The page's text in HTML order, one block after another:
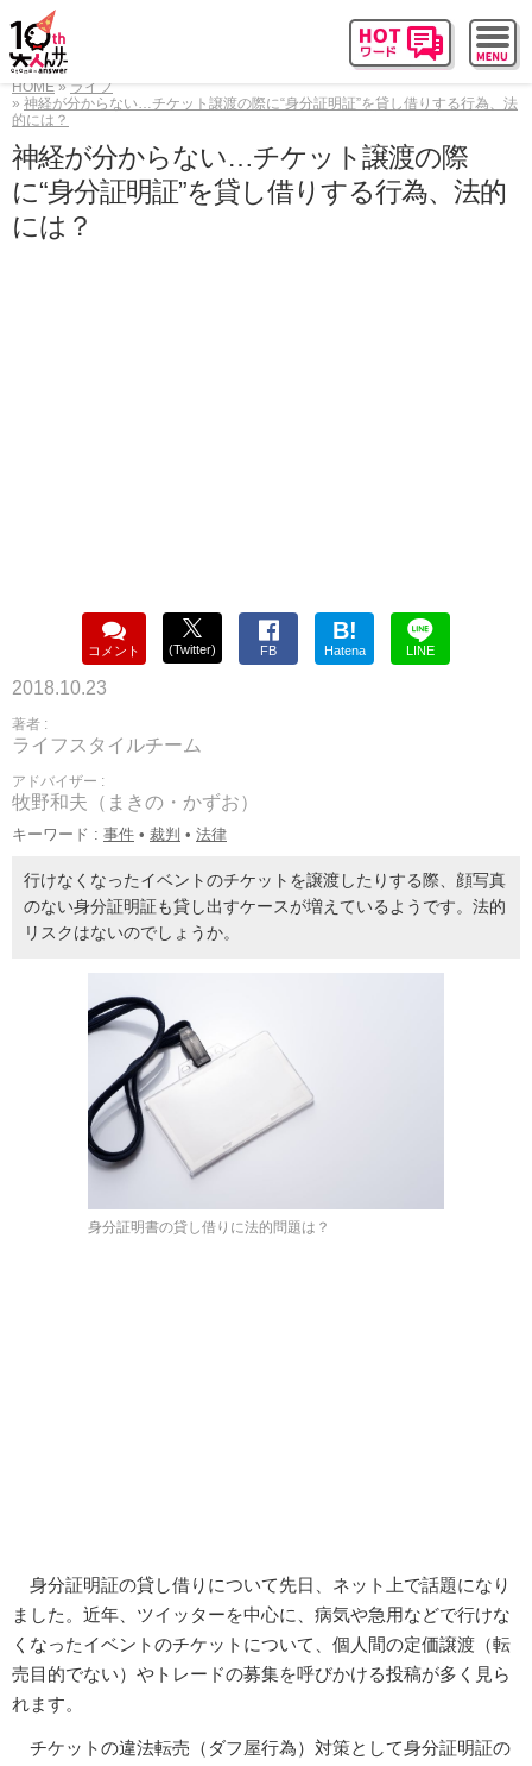
HOME
ライフ
神経が分からない…チケット譲渡の際に“身分証明証”を貸し借りする行為、法
的には？
神経が分からない…チケット譲渡の際
に“身分証明証”を貸し借りする行為、法的
には？
コメント (Twitter) FB
B!
Hatena LINE
2018.10.23
著者 :
ライフスタイルチーム
アドバイザー :
牧野和夫（まきの・かずお）
キーワード : 事件 • 裁判 • 法律
行けなくなったイベントのチケットを譲渡したりする際、顔写真
のない身分証明証も貸し出すケースが増えているようです。法的
リスクはないのでしょうか。
身分証明書の貸し借りに法的問題は？
身分証明証の貸し借りについて先日、ネット上で話題になり
ました。近年、ツイッターを中心に、病気や急用などで行けな
くなったイベントのチケットについて、個人間の定価譲渡（転
売目的でない）やトレードの募集を呼びかける投稿が多く見ら
れます。
チケットの違法転売（ダフ屋行為）対策として身分証明証の